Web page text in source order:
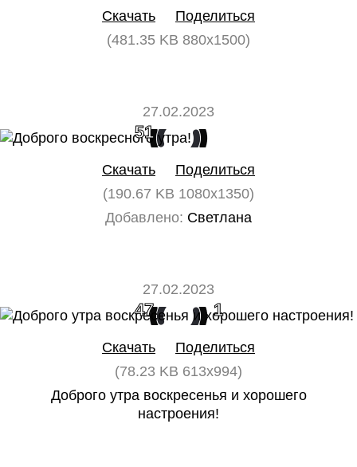
Скачать
Поделиться
(481.35 KB 880x1500)
27.02.2023
51
Скачать
Поделиться
(190.67 KB 1080x1350)
Добавлено: Светлана
27.02.2023
47 1
Скачать
Поделиться
(78.23 KB 613x994)
Доброго утра воскресенья и хорошего
настроения!